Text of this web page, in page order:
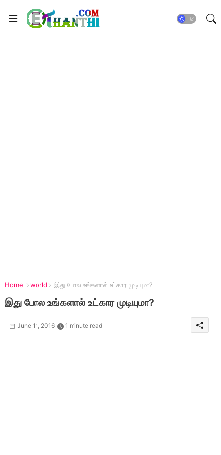
Home world இது போல உங்களால் உட்கார முடியுமா?
இது போல உங்களால் உட்கார முடியுமா?
June 11, 2016 1 minute read